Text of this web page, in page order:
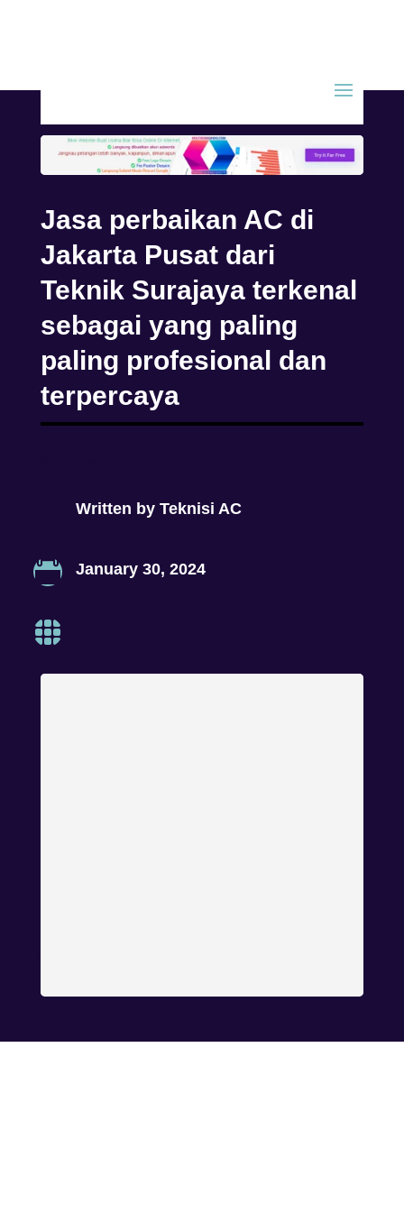
Jasa perbaikan AC di
Jakarta Pusat dari
Teknik Surajaya terkenal
sebagai yang paling
paling profesional dan
terpercaya
Written by Teknisi AC
 January 30, 2024
